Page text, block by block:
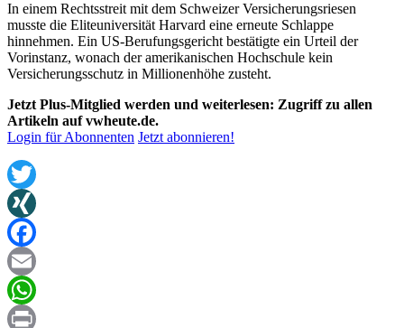
In einem Rechtsstreit mit dem Schweizer Versicherungsriesen
musste die Eliteuniversität Harvard eine erneute Schlappe
hinnehmen. Ein US-Berufungsgericht bestätigte ein Urteil der
Vorinstanz, wonach der amerikanischen Hochschule kein
Versicherungsschutz in Millionenhöhe zusteht.
Jetzt Plus-Mitglied werden und weiterlesen: Zugriff zu allen
Artikeln auf vwheute.de.
Login für Abonnenten Jetzt abonnieren!
Twitter
XING
Facebook
Email
WhatsApp